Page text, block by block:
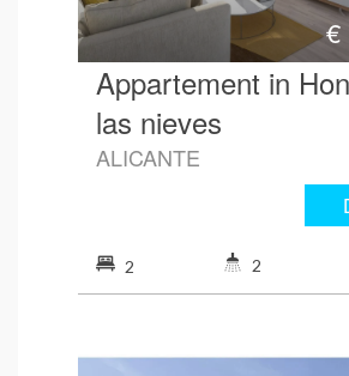
€
Appartement in
las nieves
ALICANTE
2 2